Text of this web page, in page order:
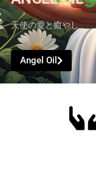
天使の愛と癒やし
Angel Oil